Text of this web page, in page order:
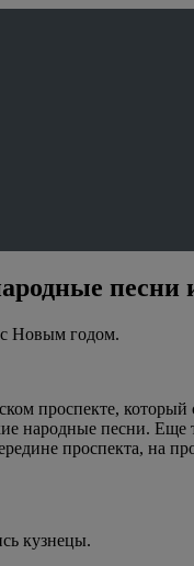
песни
Новым годом.
проспекте,
народные песни.
проспекта, на
кузнецы.